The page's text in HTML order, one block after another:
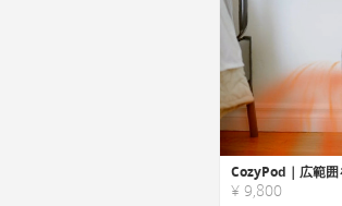
¥ 9,800